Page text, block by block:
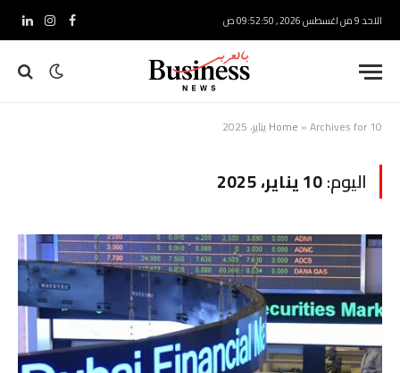
الاحد 9 من اغسطس 2026 , 09:52:51 ص فيسبوكالانستغرام
Home »Archives for 10 يناير، 2025
اليوم:10 يناير، 2025